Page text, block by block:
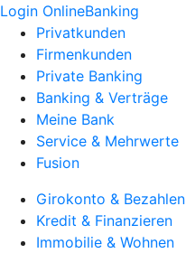
Login OnlineBanking
Privatkunden
Firmenkunden
Private Banking
Banking & Verträge
Meine Bank
Service & Mehrwerte
Fusion
Girokonto & Bezahlen
Kredit & Finanzieren
Immobilie & Wohnen